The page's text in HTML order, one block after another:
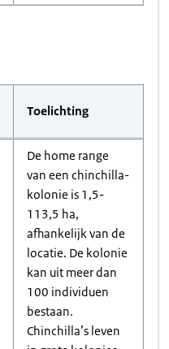
Toelichting
De home range
van een chinchilla-
kolonie is 1,5-
113,5 ha,
afhankelijk van de
locatie. De kolonie
kan uit meer dan
100 individuen
bestaan.
Chinchilla’s leven